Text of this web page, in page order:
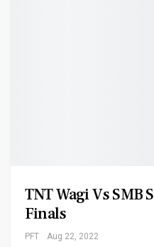
TNT Wagi Vs SMB
Finals
PFT Aug 22, 2022